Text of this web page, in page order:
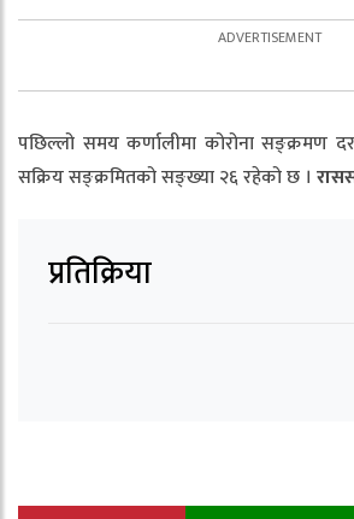
पछिल्लो समय कर्णालीमा कोरोना सङ्क्रमण
सक्रिय सङ्क्रमितको सङ्ख्या २६ रहेको छ ।
प्रतिक्रिया